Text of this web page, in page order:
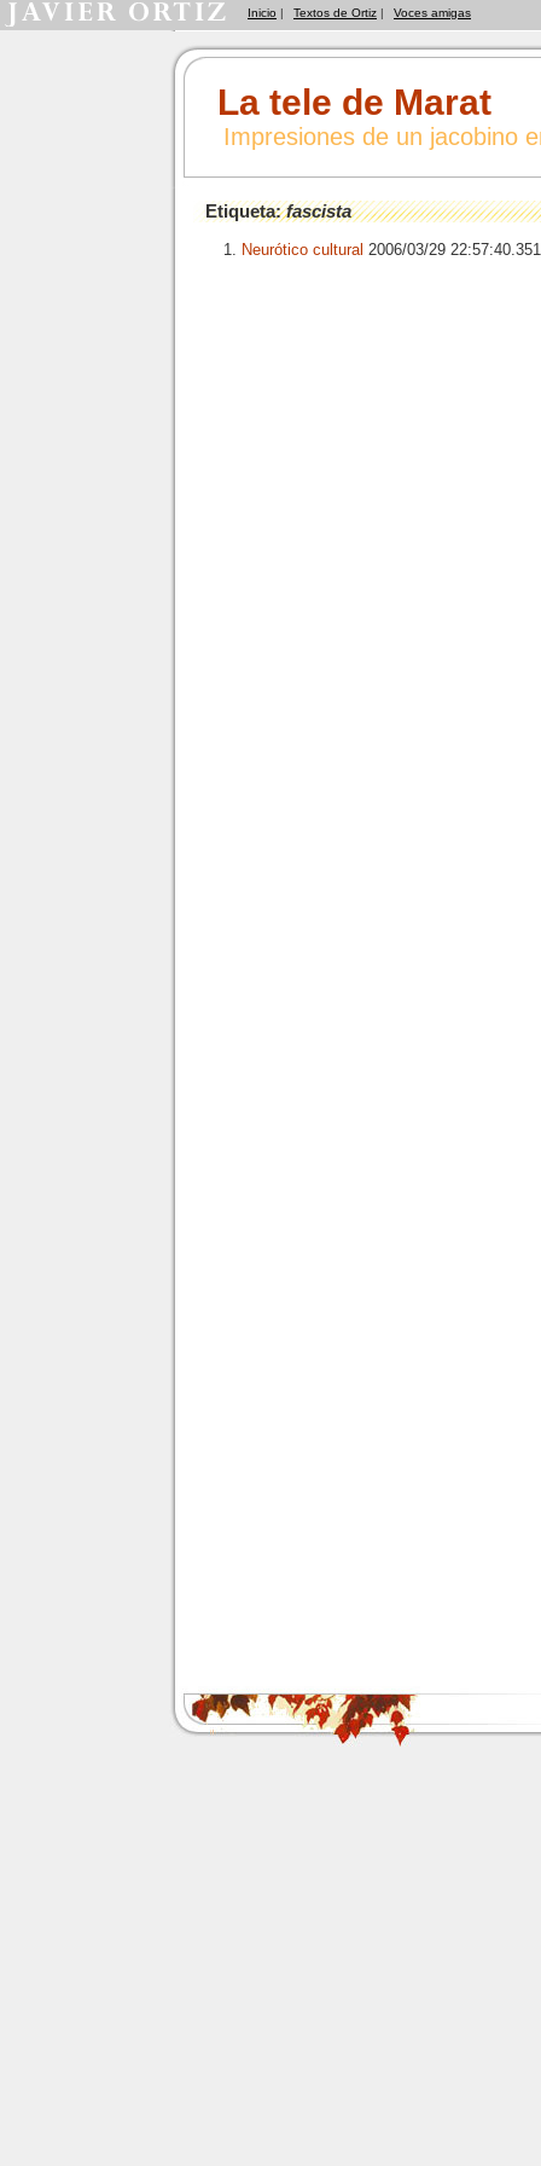
Inicio | Textos de Ortiz | Voces amigas
La tele de Marat
Impresiones de un jacobino
Etiqueta:fascista
Neurótico cultural 2006/03/29